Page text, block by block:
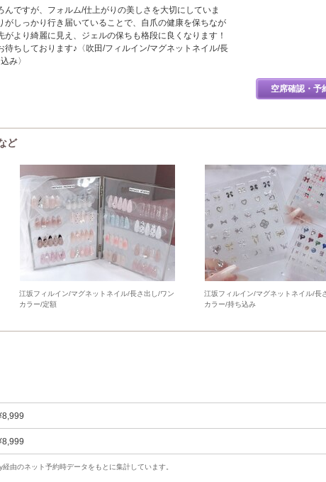
んですが、フォルム/仕上がりの美しさを大切にしていま
がしっかり行き届いていることで、自爪の健康を保ちなが
がより綺麗に見え、ジェルの保ちも格段に良くなります！
待ちしております♪〈吹田/フィルイン/マグネットネイル/長
み〉
空席確認・予
ど
江坂フィルイン/マグネットネイル/長さ出し/ワン
カラー/定額
江坂フィルイン/マグネットネイル/長
カラー/持ち込み
由のネット予約時データをもとに集計しています。